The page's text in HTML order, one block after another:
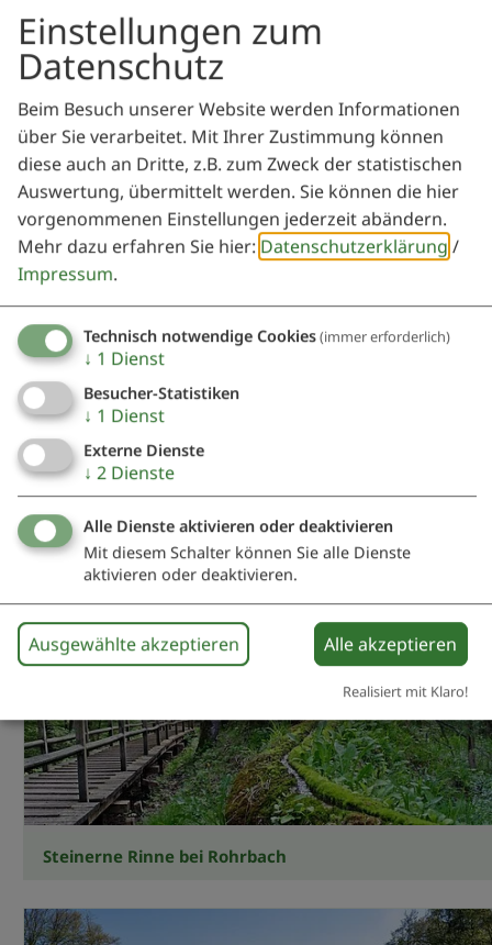
Märzenbecherwald
Ruine Bechthal
Steinerne Rinne bei Rohrbach
Einstellungen zum
Datenschutz
Beim Besuch unserer Website werden Informationen
über Sie verarbeitet. Mit Ihrer Zustimmung können
diese auch an Dritte, z.B. zum Zweck der statistischen
Auswertung, übermittelt werden. Sie können die hier
vorgenommenen Einstellungen jederzeit abändern.
Mehr dazu erfahren Sie hier: Datenschutzerklärung /
Impressum.
Technisch notwendige Cookies(immer erforderlich)
↓ 1 Dienst
Besucher-Statistiken
↓ 1 Dienst
Externe Dienste
↓ 2 Dienste
Alle Dienste aktivieren oder deaktivieren
Mit diesem Schalter können Sie alle Dienste
aktivieren oder deaktivieren.
Ausgewählte akzeptieren Alle akzeptieren
Realisiert mit Klaro!